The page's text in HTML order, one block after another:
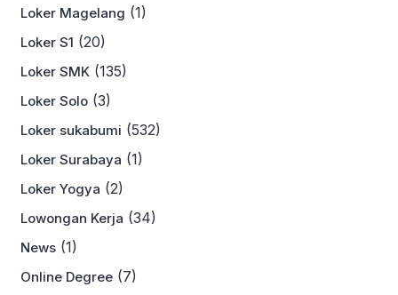
Loker Magelang (1)
Loker S1 (20)
Loker SMK (135)
Loker Solo (3)
Loker sukabumi (532)
Loker Surabaya (1)
Loker Yogya (2)
Lowongan Kerja (34)
News (1)
Online Degree (7)